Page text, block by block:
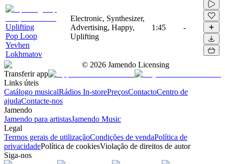
Uplifting
Pop Loop
Yevhen
Lokhmatov
Electronic, Synthesizer,
Advertising, Happy,
Uplifting
1:45 -
© 2026 Jamendo Licensing
Transferir app
Links úteis
Catálogo musicalRádios In-storePreçosContactoCentro de
ajudaContacte-nos
Jamendo
Jamendo para artistasJamendo Music
Legal
Termos gerais de utilizaçãoCondições de vendaPolítica de
privacidadePolítica de cookiesViolação de direitos de autor
Siga-nos